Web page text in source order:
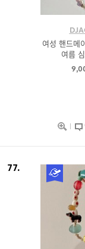
여성 핸드메
여름
77.